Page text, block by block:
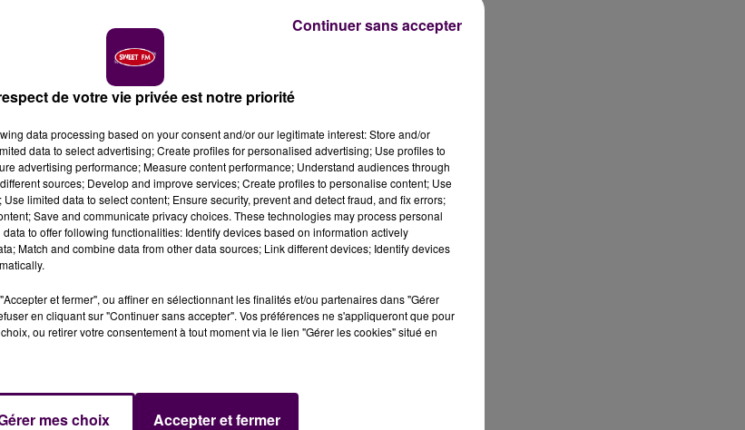
devant la mairie d’Incarville, lors d’une
de l’attaque survenu avant-hier au
pris part Gérald Darmanin, Sébastien
et de la Justice.
de votre vie privée est notre priorité
data processing based on your consent and/or our legitimate interest: Store and/or
data to select advertising; Create profiles for personalised advertising; Use profiles to
advertising performance; Measure content performance; Understand audiences through
sources; Develop and improve services; Create profiles to personalise content; Use
limited data to select content; Ensure security, prevent and detect fraud, and fix errors;
Save and communicate privacy choices. These technologies may process personal
to offer following functionalities: Identify devices based on information actively
Match and combine data from other data sources; Link different devices; Identify devices
et fermer", ou affiner en sélectionnant les finalités et/ou partenaires dans "Gérer
en cliquant sur "Continuer sans accepter". Vos préférences ne s'appliqueront que pour
ou retirer votre consentement à tout moment via le lien "Gérer les cookies" situé en
mes choix Accepter et fermer
Continuer sans accepter